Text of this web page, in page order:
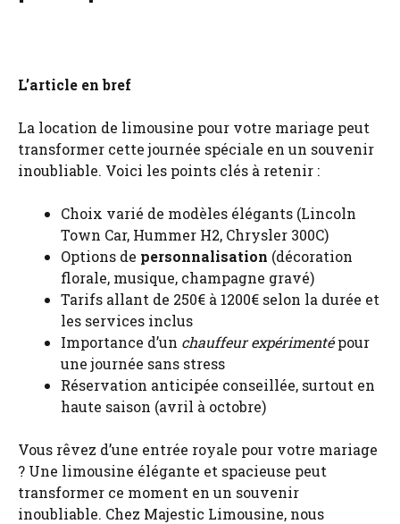
L’article en bref
La location de limousine pour votre mariage peut
transformer cette journée spéciale en un souvenir
inoubliable. Voici les points clés à retenir :
Choix varié de modèles élégants (Lincoln
Town Car, Hummer H2, Chrysler 300C)
Options de personnalisation (décoration
florale, musique, champagne gravé)
Tarifs allant de 250€ à 1200€ selon la durée et
les services inclus
Importance d’un chauffeur expérimentépour
une journée sans stress
Réservation anticipée conseillée, surtout en
haute saison (avril à octobre)
Vous rêvez d’une entrée royale pour votre mariage
? Une limousine élégante et spacieuse peut
transformer ce moment en un souvenir
inoubliable. Chez Majestic Limousine, nous